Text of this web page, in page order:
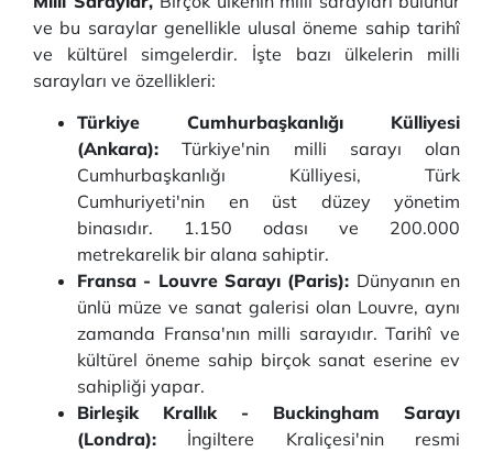
ve bu saraylar genellikle ulusal öneme sahip tarihî
ve kültürel simgelerdir. İşte bazı ülkelerin milli
sarayları ve özellikleri:
Türkiye Cumhurbaşkanlığı Külliyesi
(Ankara): Türkiye'nin milli sarayı olan
Cumhurbaşkanlığı Külliyesi, Türk
Cumhuriyeti'nin en üst düzey yönetim
binasıdır. 1.150 odası ve 200.000
metrekarelik bir alana sahiptir.
Fransa - Louvre Sarayı (Paris): Dünyanın en
ünlü müze ve sanat galerisi olan Louvre, aynı
zamanda Fransa'nın milli sarayıdır. Tarihî ve
kültürel öneme sahip birçok sanat eserine ev
sahipliği yapar.
Birleşik Krallık - Buckingham Sarayı
(Londra): İngiltere Kraliçesi'nin resmi